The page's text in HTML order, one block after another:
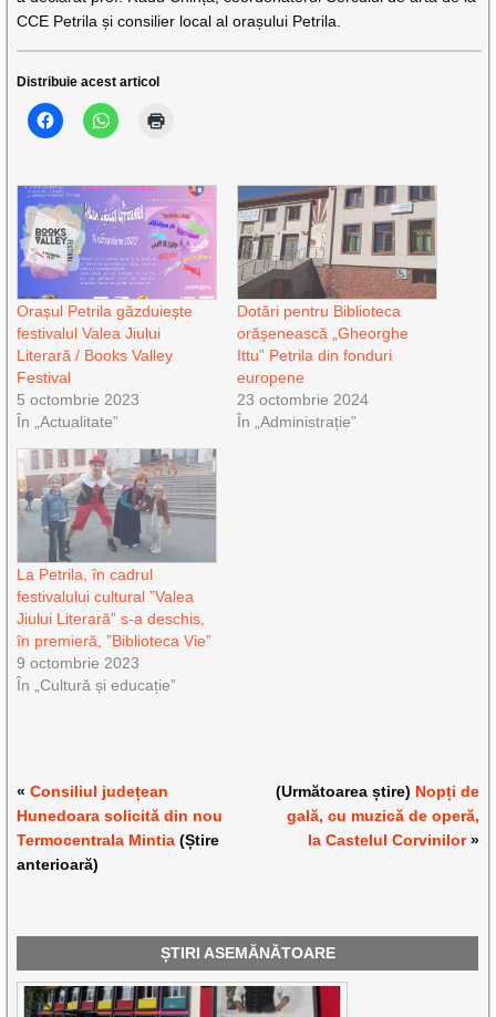
CCE Petrila și consilier local al orașului Petrila.
Distribuie acest articol
Orașul Petrila găzduiește
festivalul Valea Jiului
Literară / Books Valley
Festival
5 octombrie 2023
În „Actualitate”
Dotări pentru Biblioteca
orășenească „Gheorghe
Ittu” Petrila din fonduri
europene
23 octombrie 2024
În „Administrație”
La Petrila, în cadrul
festivalului cultural ”Valea
Jiului Literară” s-a deschis,
în premieră, ”Biblioteca Vie”
9 octombrie 2023
În „Cultură și educație”
«Consiliul județean
Hunedoara solicită din nou
Termocentrala Mintia (Știre
anterioară)
(Următoarea știre) Nopți de
gală, cu muzică de operă,
la Castelul Corvinilor»
ȘTIRI ASEMĂNĂTOARE